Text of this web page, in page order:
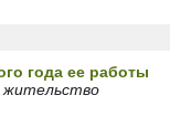
года ее работы
жительство